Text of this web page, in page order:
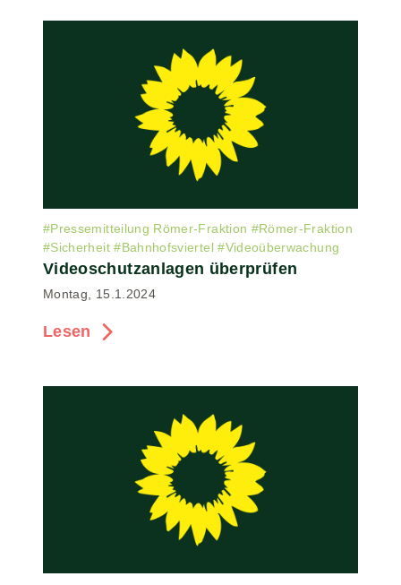
#Pressemitteilung Römer-Fraktion #Römer-Fraktion
#Sicherheit #Bahnhofsviertel #Videoüberwachung
Videoschutzanlagen überprüfen
Montag, 15.1.2024
Lesen